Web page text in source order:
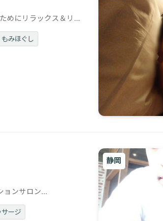
めにリラックス＆リ
もみほぐし
静岡
ョンサロン
サージ